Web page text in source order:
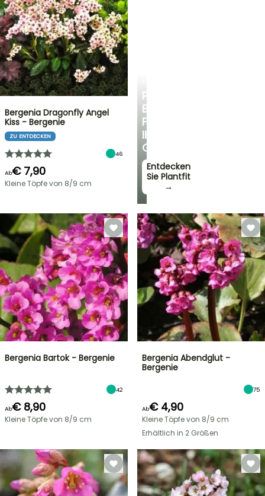
PERSÖNLICHE
BERATUNG
FÜR
IHREN
GARTEN
Entdecken
Sie Plantfit
→
Bergenia Dragonfly Angel
Kiss - Bergenie
ZU ENTDECKEN
46
Ab€ 7,90
Kleine Töpfe von 8/9 cm
Bergenia Bartok - Bergenie
42
Ab€ 8,90
Kleine Töpfe von 8/9 cm
Bergenia Abendglut -
Bergenie
75
Ab€ 4,90
Kleine Töpfe von 8/9 cm
Erhältlich in 2 Größen